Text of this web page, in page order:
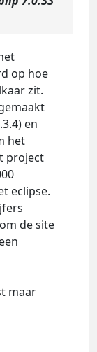
op hoe
zit.
en
het
project
eclipse.
de site
maar